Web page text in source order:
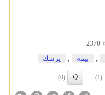
2370
بیمه پزشك
(1)
(0)